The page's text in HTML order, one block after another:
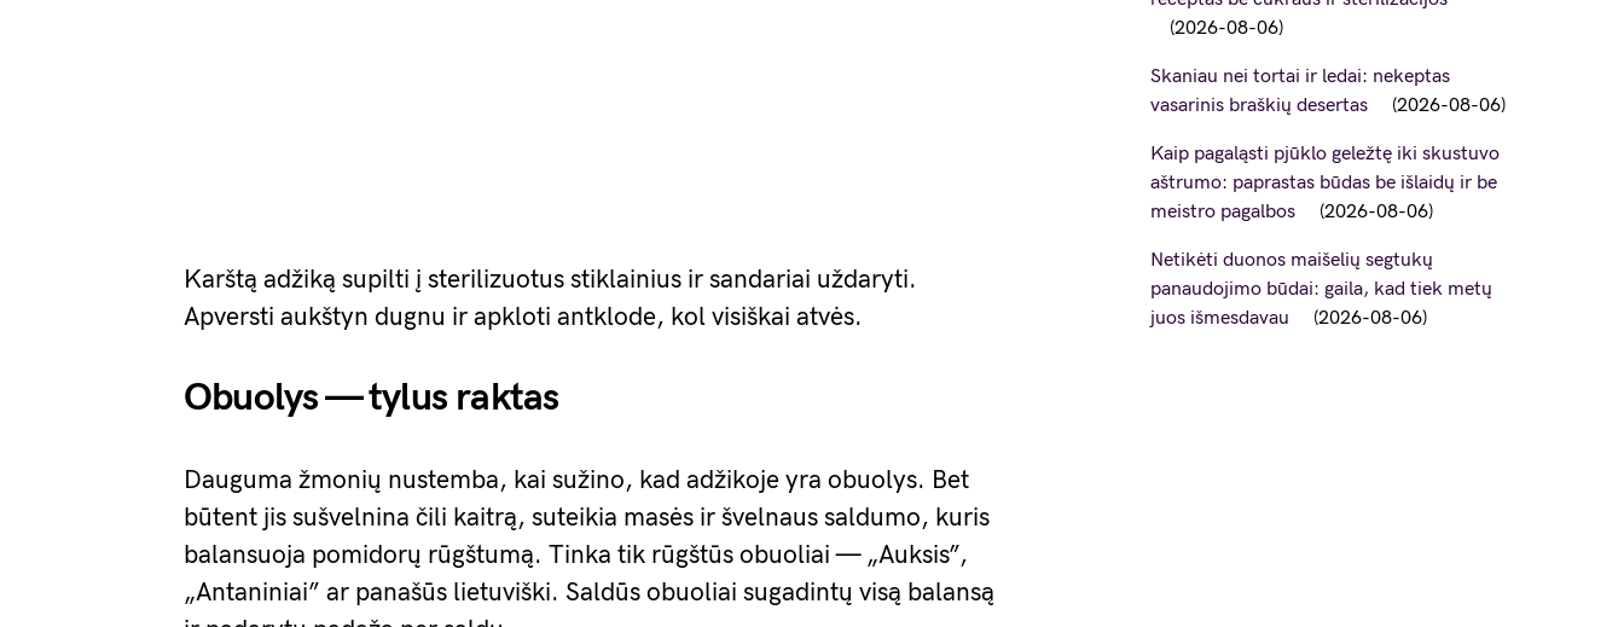
Karštą adžiką supilti į sterilizuotus stiklainius ir sandariai uždaryti.
Apversti aukštyn dugnu ir apkloti antklode, kol visiškai atvės.
Obuolys — tylus raktas
Dauguma žmonių nustemba, kai sužino, kad adžikoje yra obuolys. Bet
būtent jis sušvelnina čili kaitrą, suteikia masės ir švelnaus saldumo, kuris
balansuoja pomidorų rūgštumą. Tinka tik rūgštūs obuoliai — „Auksis”,
„Antaniniai” ar panašūs lietuviški. Saldūs obuoliai sugadintų visą balansą
2026-08-06
Skaniau nei tortai ir ledai: nekeptas
vasarinis braškių desertas
2026-08-06
Kaip pagaląsti pjūklo geležtę iki skustuvo
aštrumo: paprastas būdas be išlaidų ir be
meistro pagalbos
2026-08-06
Netikėti duonos maišelių segtukų
panaudojimo būdai: gaila, kad tiek metų
juos išmesdavau
2026-08-06